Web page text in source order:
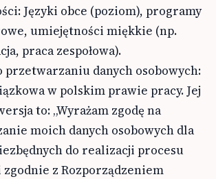
Języki obce (poziom), programy
umiejętności miękkie (np.
praca zespołowa).
przetwarzaniu danych osobowych:
w polskim prawie pracy. Jej
to: „Wyrażam zgodę na
moich danych osobowych dla
do realizacji procesu
z Rozporządzeniem